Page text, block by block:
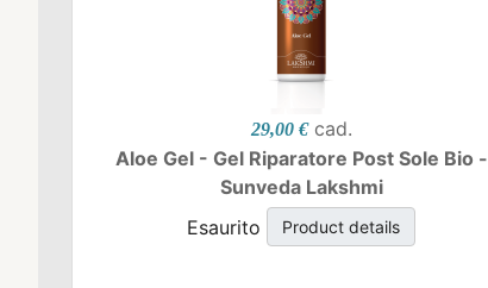
29,00 € cad.
Aloe Gel - Gel Riparatore Post Sole Bio -
Sunveda Lakshmi
Esaurito
Product details